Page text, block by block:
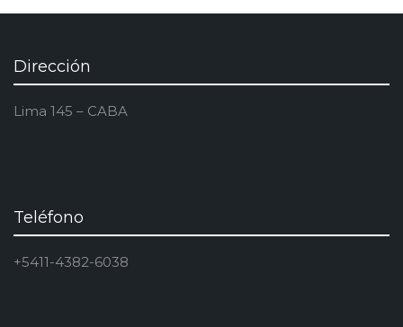
Dirección
Lima 145 – CABA
Teléfono
+5411-4382-6038